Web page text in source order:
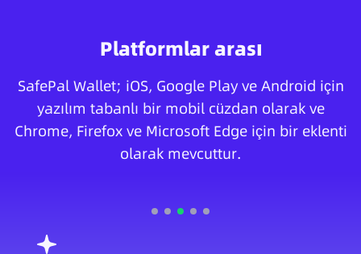
Platformlar arası
SafePal Wallet; iOS, Google Play ve Android için
yazılım tabanlı bir mobil cüzdan olarak ve
Chrome, Firefox ve Microsoft Edge için bir eklenti
olarak mevcuttur.